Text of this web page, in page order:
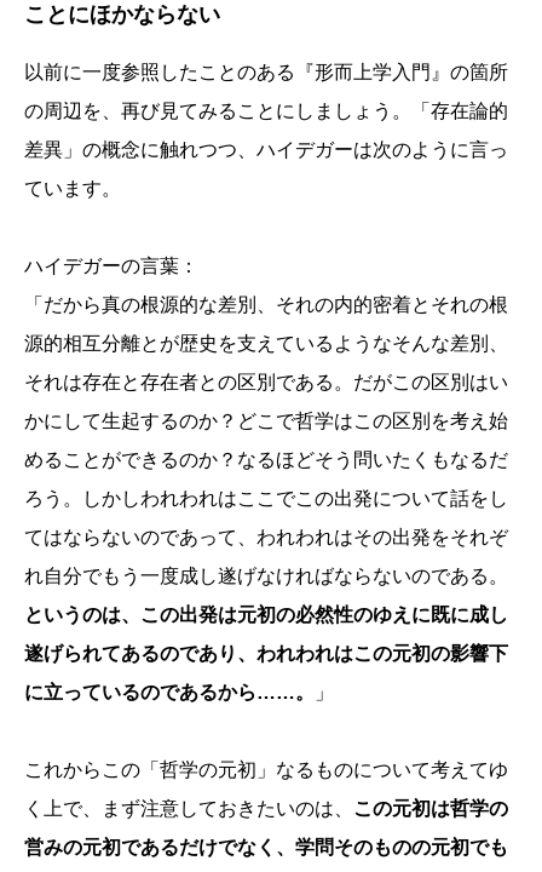
ことにほかならない
以前に一度参照したことのある『形而上学入門』の箇所
の周辺を、再び見てみることにしましょう。「存在論的
差異」の概念に触れつつ、ハイデガーは次のように言っ
ています。
ハイデガーの言葉：
「だから真の根源的な差別、それの内的密着とそれの根
源的相互分離とが歴史を支えているようなそんな差別、
それは存在と存在者との区別である。だがこの区別はい
かにして生起するのか？どこで哲学はこの区別を考え始
めることができるのか？なるほどそう問いたくもなるだ
ろう。しかしわれわれはここでこの出発について話をし
てはならないのであって、われわれはその出発をそれぞ
れ自分でもう一度成し遂げなければならないのである。
というのは、この出発は元初の必然性のゆえに既に成し
遂げられてあるのであり、われわれはこの元初の影響下
に立っているのであるから……。
」
これからこの「哲学の元初」なるものについて考えてゆ
く上で、まず注意しておきたいのは、 この元初は哲学の
営みの元初であるだけでなく、学問そのものの元初でも